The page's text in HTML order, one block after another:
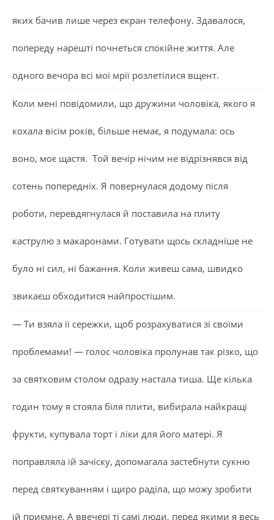
яких бачив лише через екран телефону. Здавалося,
попереду нарешті почнеться спокійне життя. Але
одного вечора всі мої мрії розлетілися вщент.
Коли мені повідомили, що дружини чоловіка, якого я
кохала вісім років, більше немає, я подумала: ось
воно, моє щастя. Той вечір нічим не відрізнявся від
сотень попередніх. Я повернулася додому після
роботи, перевдягнулася й поставила на плиту
каструлю з макаронами. Готувати щось складніше не
було ні сил, ні бажання. Коли живеш сама, швидко
звикаєш обходитися найпростішим.
— Ти взяла її сережки, щоб розрахуватися зі своїми
проблемами! — голос чоловіка пролунав так різко, що
за святковим столом одразу настала тиша. Ще кілька
годин тому я стояла біля плити, вибирала найкращі
фрукти, купувала торт і ліки для його матері. Я
поправляла їй зачіску, допомагала застебнути сукню
перед святкуванням і щиро раділа, що можу зробити
їй приємне. А ввечері ті самі люди, перед якими я весь